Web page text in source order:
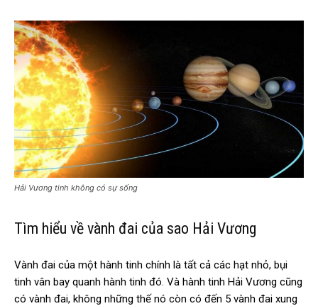
Hải Vương tinh không có sự sống
Tìm hiểu về vành đai của sao Hải Vương
Vành đai của một hành tinh chính là tất cả các hạt nhỏ, bụi
tinh vân bay quanh hành tinh đó. Và hành tinh Hải Vương cũng
có vành đai, không những thế nó còn có đến 5 vành đai xung